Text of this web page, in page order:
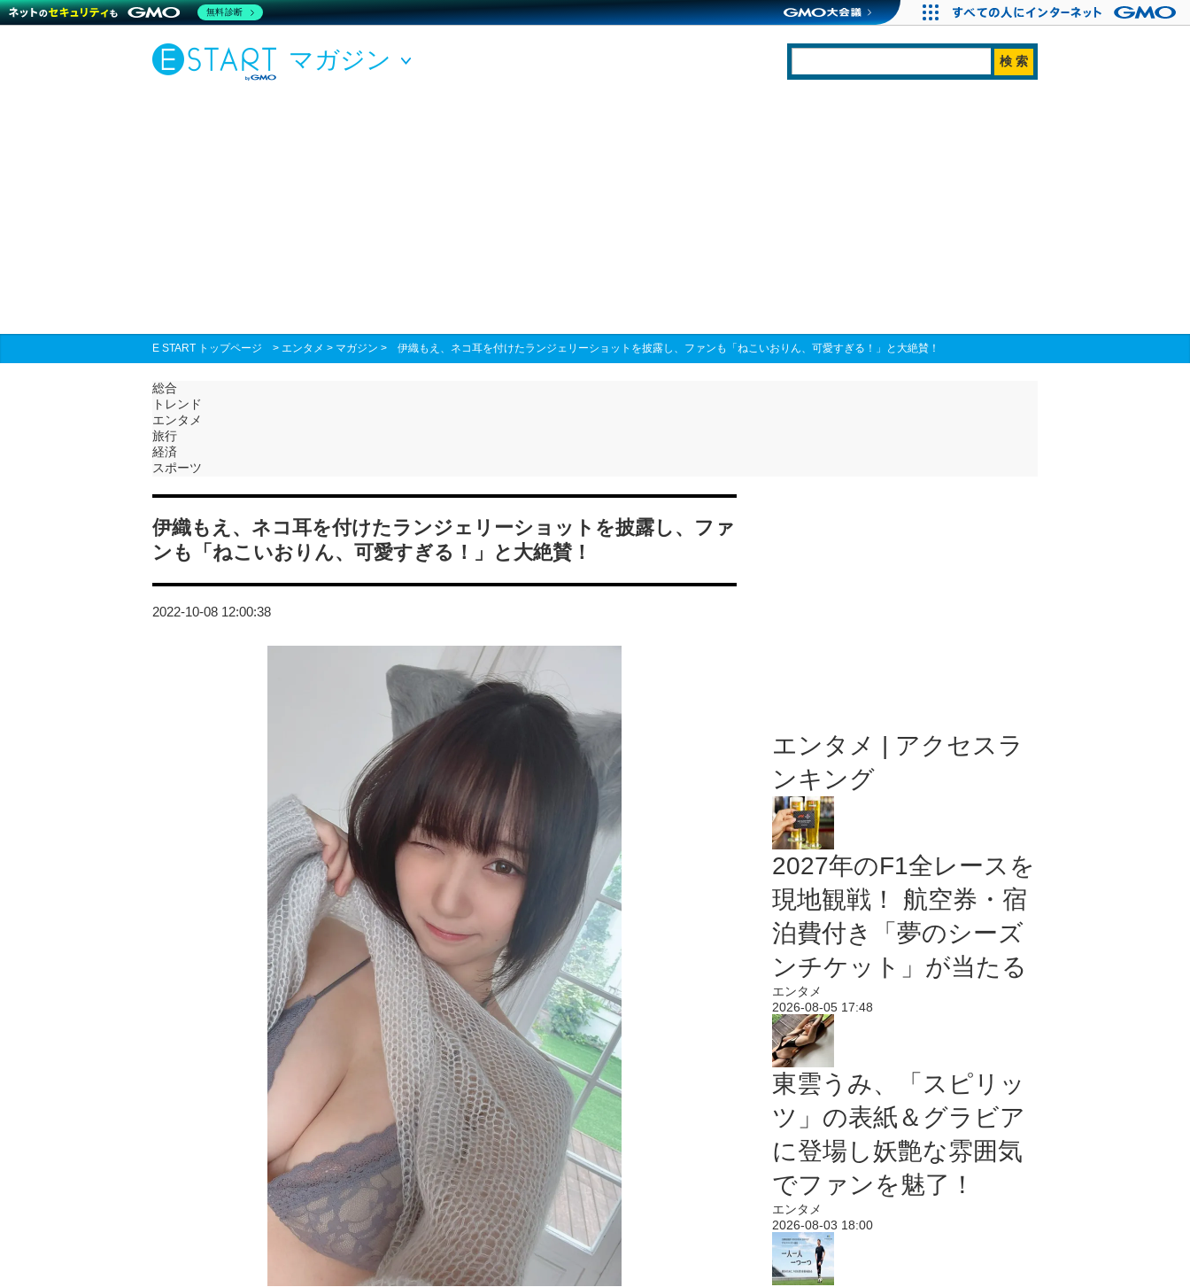
マガジン
E START トップページ > エンタメ > マガジン > 伊織もえ、ネコ耳を付けたランジェリーショットを披露し、ファンも「ねこいおりん、可愛すぎる！」と大絶賛！
総合
トレンド
エンタメ
旅行
経済
スポーツ
伊織もえ、ネコ耳を付けたランジェリーショットを披露し、ファ
ンも「ねこいおりん、可愛すぎる！」と大絶賛！
2022-10-08 12:00:38
エンタメ | アクセスラ
ンキング
2027年のF1全レースを
現地観戦！ 航空券・宿
泊費付き「夢のシーズ
ンチケット」が当たる
エンタメ
2026-08-05 17:48
東雲うみ、「スピリッ
ツ」の表紙＆グラビア
に登場し妖艶な雰囲気
でファンを魅了！
エンタメ
2026-08-03 18:00
無料診断